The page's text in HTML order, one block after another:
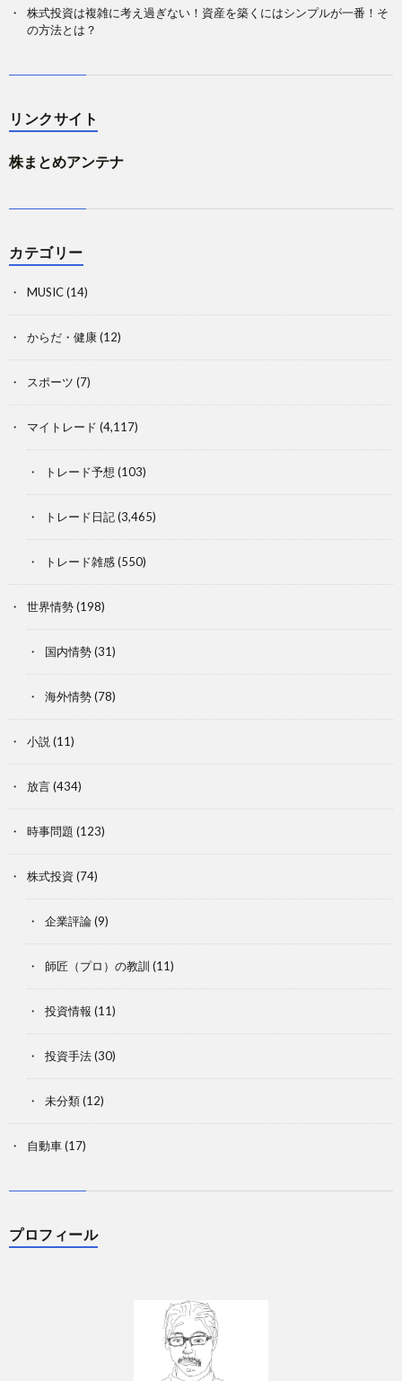
株式投資は複雑に考え過ぎない！資産を築くにはシンプルが一番！そ
の方法とは？
リンクサイト
株まとめアンテナ
カテゴリー
MUSIC(14)
からだ・健康(12)
スポーツ (7)
マイトレード (4,117)
トレード予想 (103)
トレード日記(3,465)
トレード雑感(550)
世界情勢(198)
国内情勢(31)
海外情勢(78)
小説 (11)
放言(434)
時事問題 (123)
株式投資 (74)
企業評論(9)
師匠（プロ）の教訓 (11)
投資情報 (11)
投資手法(30)
未分類(12)
自動車(17)
プロフィール